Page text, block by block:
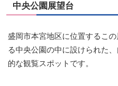
中央公園展望台
盛岡市本宮地区に位置するこ
る中央公園の中に設けられた
的な観覧スポットです。